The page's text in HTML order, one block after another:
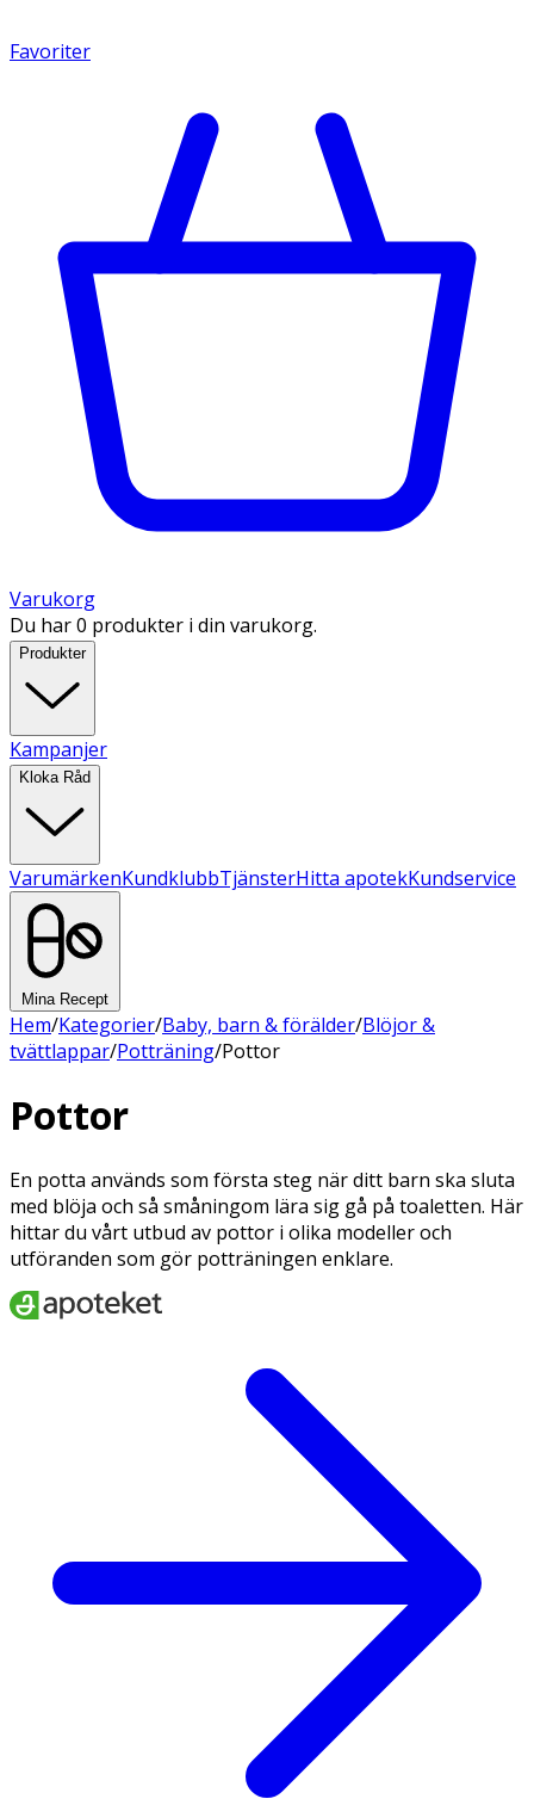
Favoriter
Varukorg
Du har 0 produkter i din varukorg.
Produkter
Kampanjer
Kloka Råd
VarumärkenKundklubbTjänsterHitta apotekKundservice
Mina Recept
Hem/Kategorier/Baby, barn & förälder/Blöjor &
tvättlappar/Potträning/Pottor
Pottor
En potta används som första steg när ditt barn ska sluta
med blöja och så småningom lära sig gå på toaletten. Här
hittar du vårt utbud av pottor i olika modeller och
utföranden som gör potträningen enklare.